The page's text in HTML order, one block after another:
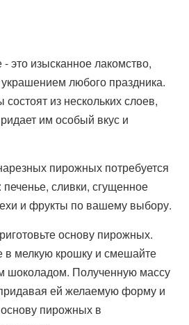
это изысканное лакомство,
любого праздника.
из нескольких слоев,
им особый вкус и
пирожных потребуется
сливки, сгущенное
и фрукты по вашему выбору.
основу пирожных.
в мелкую крошку и смешайте
шоколадом. Полученную массу
ей желаемую форму и
пирожных в